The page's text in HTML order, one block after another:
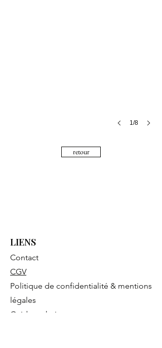
1/8
retour
LIENS
Contact
CGV
Politique de confidentialité & mentions
légales
Guide technique